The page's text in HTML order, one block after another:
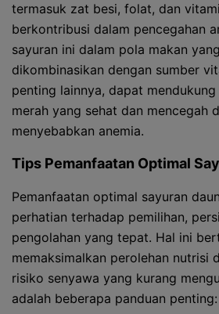
termasuk zat besi, folat, dan
berkontribusi dalam pencegahan
sayuran ini dalam pola makan
dikombinasikan dengan sumber
penting lainnya, dapat
merah yang sehat dan mencegah
menyebabkan anemia.
Tips Pemanfaatan Optimal
Pemanfaatan optimal sayuran
perhatian terhadap pemilihan,
pengolahan yang tepat. Hal ini
memaksimalkan perolehan nutrisi
risiko senyawa yang kurang
adalah beberapa panduan penting: